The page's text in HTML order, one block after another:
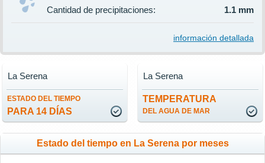
Cantidad de precipitaciones:
1.1 mm
información detallada
ESTADO DEL TIEMPO
PARA 14 DÍAS
La Serena
TEMPERATURA
DEL AGUA DE MAR
La Serena
Estado del tiempo en La Serena por meses